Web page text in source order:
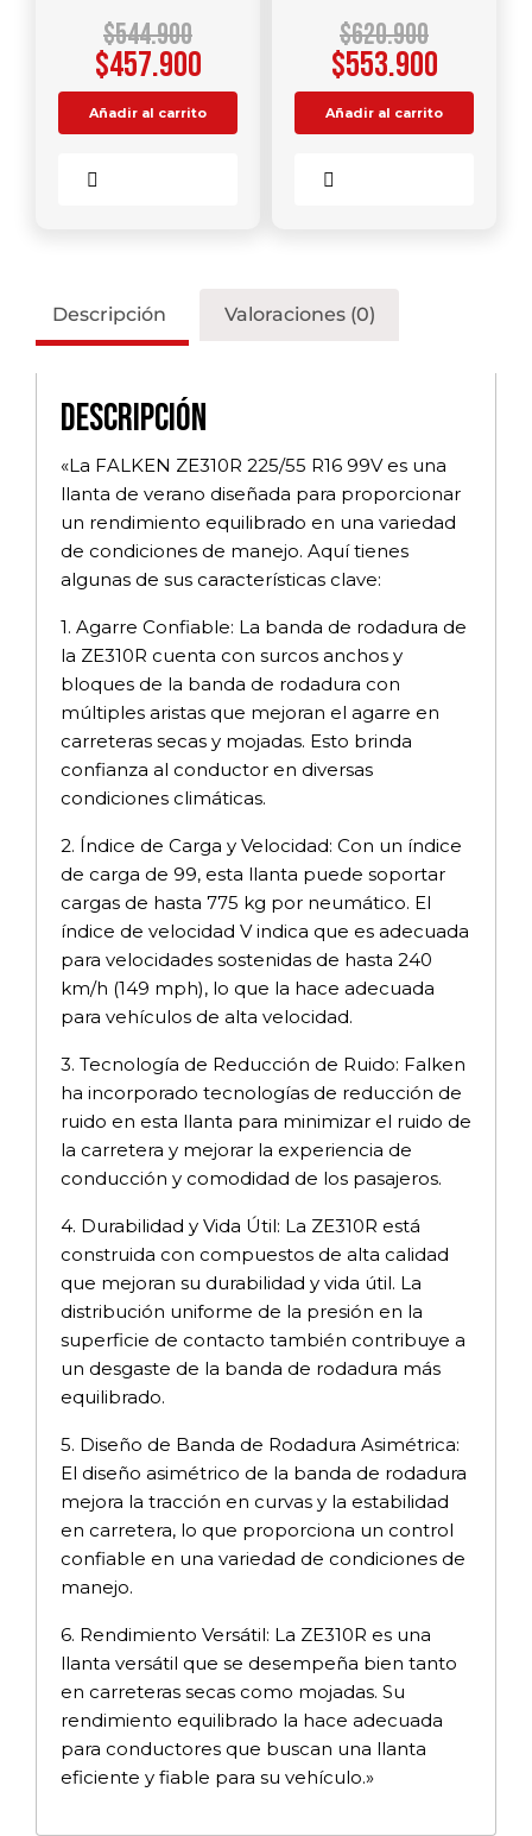
$544.900
$457.900
Añadir al carrito
$620.900
$553.900
Añadir al carrito
Descripción Valoraciones (0)
Descripción
«La FALKEN ZE310R 225/55 R16 99V es una
llanta de verano diseñada para proporcionar
un rendimiento equilibrado en una variedad
de condiciones de manejo. Aquí tienes
algunas de sus características clave:
1. Agarre Confiable: La banda de rodadura de
la ZE310R cuenta con surcos anchos y
bloques de la banda de rodadura con
múltiples aristas que mejoran el agarre en
carreteras secas y mojadas. Esto brinda
confianza al conductor en diversas
condiciones climáticas.
2. Índice de Carga y Velocidad: Con un índice
de carga de 99, esta llanta puede soportar
cargas de hasta 775 kg por neumático. El
índice de velocidad V indica que es adecuada
para velocidades sostenidas de hasta 240
km/h (149 mph), lo que la hace adecuada
para vehículos de alta velocidad.
3. Tecnología de Reducción de Ruido: Falken
ha incorporado tecnologías de reducción de
ruido en esta llanta para minimizar el ruido de
la carretera y mejorar la experiencia de
conducción y comodidad de los pasajeros.
4. Durabilidad y Vida Útil: La ZE310R está
construida con compuestos de alta calidad
que mejoran su durabilidad y vida útil. La
distribución uniforme de la presión en la
superficie de contacto también contribuye a
un desgaste de la banda de rodadura más
equilibrado.
5. Diseño de Banda de Rodadura Asimétrica:
El diseño asimétrico de la banda de rodadura
mejora la tracción en curvas y la estabilidad
en carretera, lo que proporciona un control
confiable en una variedad de condiciones de
manejo.
6. Rendimiento Versátil: La ZE310R es una
llanta versátil que se desempeña bien tanto
en carreteras secas como mojadas. Su
rendimiento equilibrado la hace adecuada
para conductores que buscan una llanta
eficiente y fiable para su vehículo.»